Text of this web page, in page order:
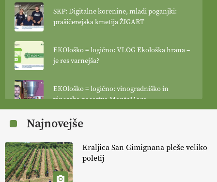
SKP: Digitalne korenine, mladi poganjki:
prašičerejska kmetija ŽIGART
EKOloško = logično: VLOG Ekološka hrana –
je res varnejša?
EKOloško = logično: vinogradniško in
vinarsko posestvo MonteMoro
EKOloško = logično: ekološka kmetija
EKOloško = logično: ekološka kmetija
HOMAR
Najnovejše
Kraljica San Gimignana pleše veliko
poletij